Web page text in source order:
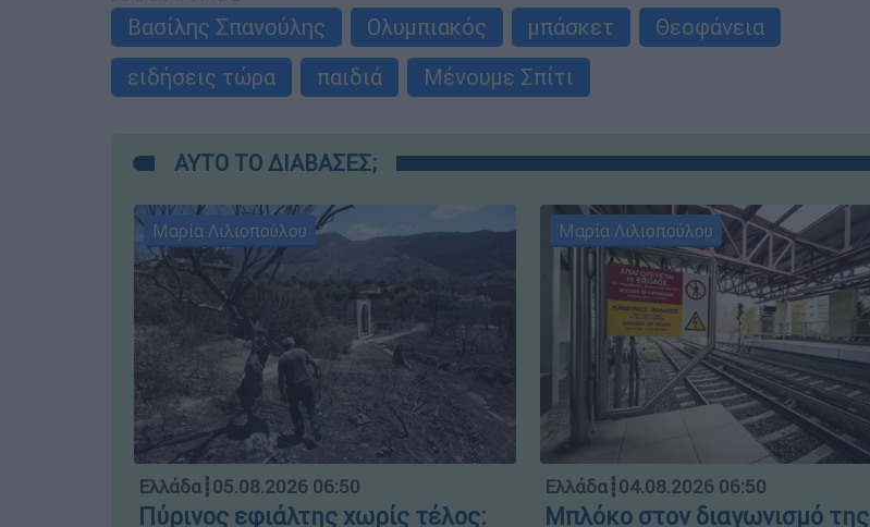
Βασίλης Σπανούλης
Ολυμπιακός μπάσκετ
Θεοφάνεια
ειδήσεις τώρα
παιδιά Μένουμε Σπίτι
ΑΥΤΟ ΤΟ ΔΙΑΒΑΣΕΣ;
Μαρία Λιλιοπούλου
Ελλάδα┋05.08.2026 06:50
Πύρινος εφιάλτης χωρίς τέλος:
Μαρία Λιλιοπούλου
Ελλάδα┋04.08.2026 06:50
Μπλόκο στον διαγωνισμό της